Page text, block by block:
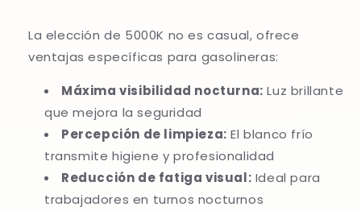
La elección de 5000K no es casual, ofrece
ventajas específicas para gasolineras:
Máxima visibilidad nocturna: Luz brillante
que mejora la seguridad
Percepción de limpieza: El blanco frío
transmite higiene y profesionalidad
Reducción de fatiga visual: Ideal para
trabajadores en turnos nocturnos